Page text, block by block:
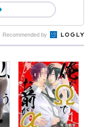
Recommended by